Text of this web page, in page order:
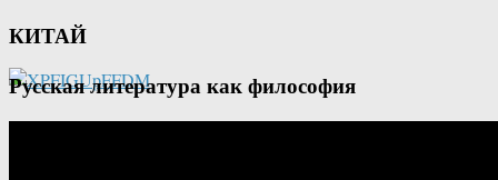
КИТАЙ
Русская литература как философия